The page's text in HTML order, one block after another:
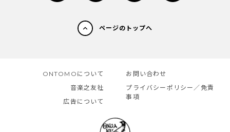
ページのトップへ
ONTOMOについて
音楽之友社
広告について
お問い合わせ
プライバシーポリシー／免責
事項